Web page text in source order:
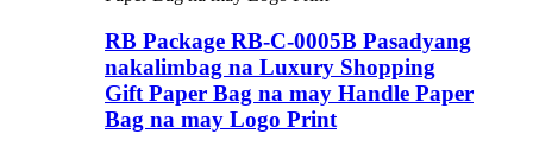
RB Package RB-C-0005B Pasadyang
nakalimbag na Luxury Shopping
Gift Paper Bag na may Handle Paper
Bag na may Logo Print